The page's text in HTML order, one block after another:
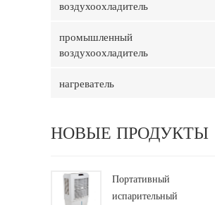
воздухоохладитель
промышленный
воздухоохладитель
нагреватель
НОВЫЕ ПРОДУКТЫ
Портативный
испарительный